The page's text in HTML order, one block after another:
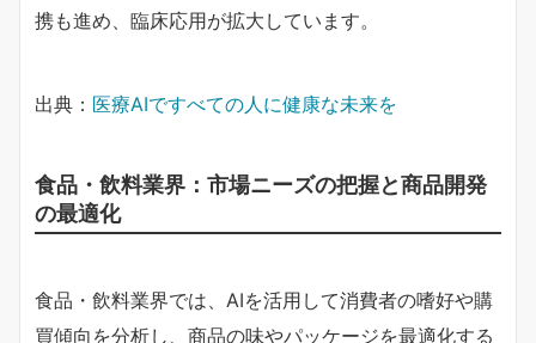
携も進め、臨床応用が拡大しています。
出典： 医療AIですべての人に健康な未来を
食品・飲料業界：市場ニーズの把握と商品開発
の最適化
食品・飲料業界では、AIを活用して消費者の嗜好や購
買傾向を分析し、商品の味やパッケージを最適化する